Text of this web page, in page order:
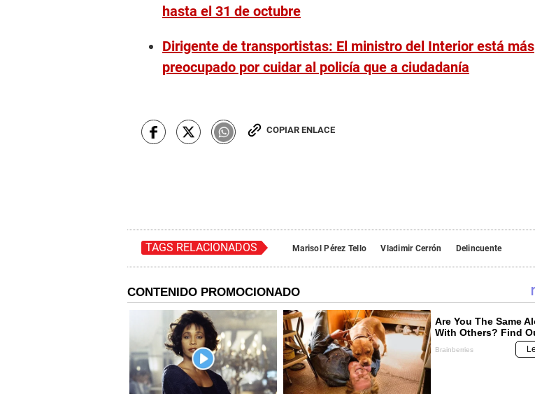
hasta el 31 de octubre
Dirigente de transportistas: El ministro del Interior está más
preocupado por cuidar al policía que a ciudadanía
COPIAR ENLACE
TAGS RELACIONADOS Marisol Pérez Tello Vladimir Cerrón Delincuente